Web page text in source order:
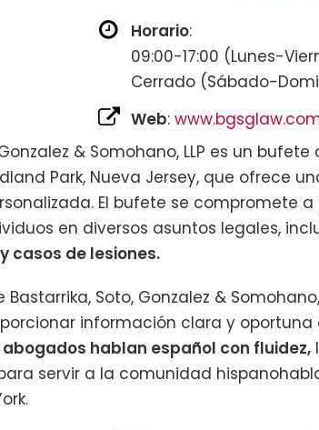
Horario:
09:00-17:00 (Lunes-
Cerrado (Sábado-
Web:
& Somohano, LLP es un
Park, Nueva Jersey, que ofrece
El bufete se compromete a
en diversos asuntos legales,
casos de lesiones.
Soto, Gonzalez &
información clara y oportuna
hablan español con fluidez,
servir a la comunidad